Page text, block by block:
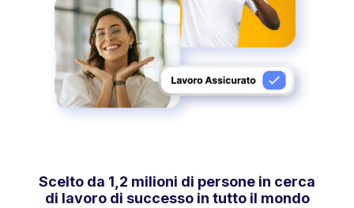
Scelto da 1,2 milioni di persone in cerca
di lavoro di successo in tutto il mondo